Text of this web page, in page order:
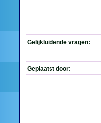
Gelijkluidende vragen:
Geplaatst door: